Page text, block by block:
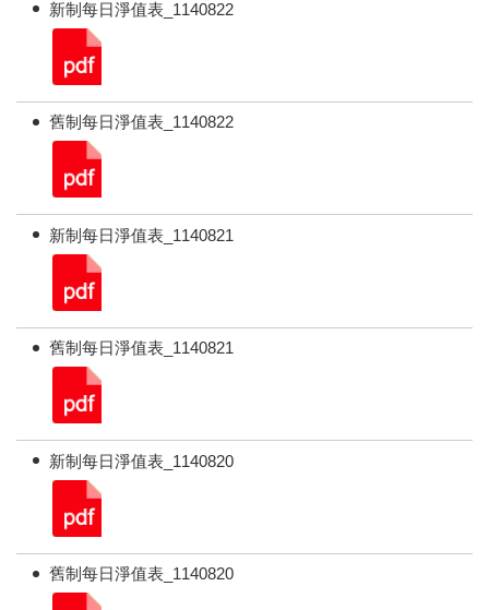
新制每日淨值表_1140822
舊制每日淨值表_1140822
新制每日淨值表_1140821
舊制每日淨值表_1140821
新制每日淨值表_1140820
舊制每日淨值表_1140820